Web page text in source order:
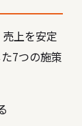
上を安定
7つの施策